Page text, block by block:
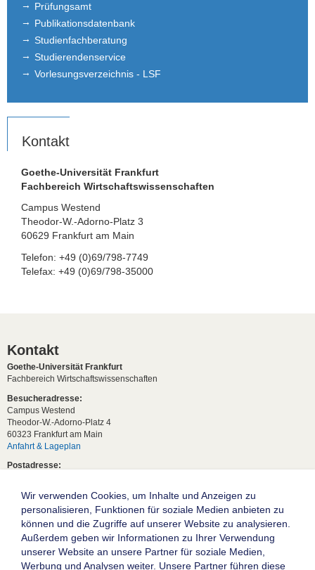
Prüfungsamt
Publikationsdatenbank
Studienfachberatung
Studierendenservice
Vorlesungsverzeichnis - LSF
Kontakt
Goethe-Universität Frankfurt
Fachbereich Wirtschaftswissenschaften
Campus Westend
Theodor-W.-Adorno-Platz 3
60629 Frankfurt am Main
Telefon: +49 (0)69/798-7749
Telefax: +49 (0)69/798-35000
Kontakt
Goethe-Universität Frankfurt
Fachbereich Wirtschaftswissenschaften
Besucheradresse:
Campus Westend
Theodor-W.-Adorno-Platz 4
60323 Frankfurt am Main
Anfahrt & Lageplan
Postadresse:
Studentische Anfragen:
studium[at]wiwi.uni-frankfurt[dot]de
Allgemeine Anfragen:
dekanat02[at]wiwi.uni-frankfurt[dot]de
Wir verwenden Cookies, um Inhalte und Anzeigen zu
personalisieren, Funktionen für soziale Medien anbieten zu
können und die Zugriffe auf unserer Website zu analysieren.
Außerdem geben wir Informationen zu Ihrer Verwendung
unserer Website an unsere Partner für soziale Medien,
Werbung und Analysen weiter. Unsere Partner führen diese